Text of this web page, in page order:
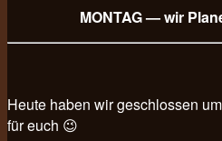
MONTAG — wir
Heute haben wir geschlossen
für euch 😉